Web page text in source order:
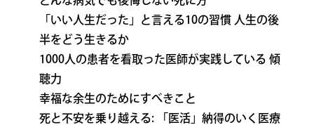
「いい人生だった」と言える10の習慣 人生の後
半をどう生きるか
1000人の患者を看取った医師が実践している 傾
聴力
幸福な余生のためにすべきこと
死と不安を乗り越える: 「医活」納得のいく医療